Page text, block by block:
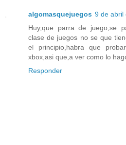
algomasquejuegos 9 de abril
Huy,que parra de juego,se
clase de juegos no se que
el principio,habra que
xbox,asi que,a ver como lo
Responder